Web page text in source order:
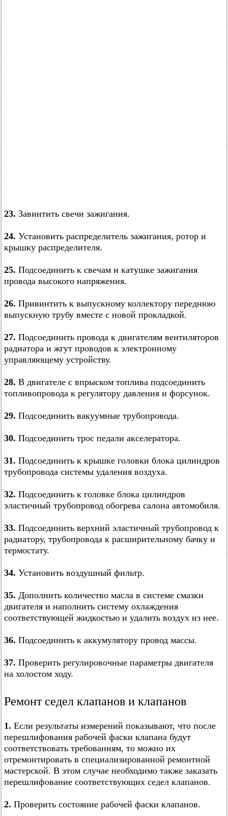
23. Завинтить свечи зажигания.
24. Установить распределитель зажигания, ротор и
крышку распределителя.
25. Подсоединить к свечам и катушке зажигания
провода высокого напряжения.
26. Привинтить к выпускному коллектору переднюю
выпускную трубу вместе с новой прокладкой.
27. Подсоединить провода к двигателям вентиляторов
радиатора и жгут проводов к электронному
управляющему устройству.
28. В двигателе с впрыском топлива подсоединить
топливопровода к регулятору давления и форсунок.
29. Подсоединить вакуумные трубопровода.
30. Подсоединить трос педали акселератора.
31. Подсоединить к крышке головки блока цилиндров
трубопровода системы удаления воздуха.
32. Подсоединить к головке блока цилиндров
эластичный трубопровод обогрева салона автомобиля.
33. Подсоединить верхний эластичный трубопровод к
радиатору, трубопровода к расширительному бачку и
термостату.
34. Установить воздушный фильтр.
35. Дополнить количество масла в системе смазки
двигателя и наполнить систему охлаждения
соответствующей жидкостью и удалить воздух из нее.
36. Подсоединить к аккумулятору провод массы.
37. Проверить регулировочные параметры двигателя
на холостом ходу.
Ремонт седел клапанов и клапанов
1. Если результаты измерений показывают, что после
перешлифования рабочей фаски клапана будут
соответствовать требованиям, то можно их
отремонтировать в специализированной ремонтной
мастерской. В этом случае необходимо также заказать
перешлифование соответствующих седел клапанов.
2. Проверить состояние рабочей фаски клапанов.